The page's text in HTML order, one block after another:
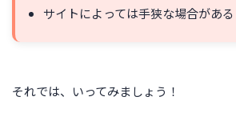
サイトによっては手狭な場合がある
それでは、いってみましょう！